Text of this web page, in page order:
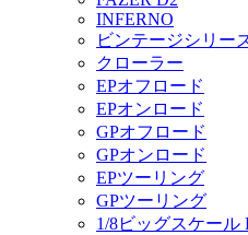
INFERNO
ビンテージシリー
クローラー
EPオフロード
EPオンロード
GPオフロード
GPオンロード
EPツーリング
GPツーリング
1/8ビッグスケール